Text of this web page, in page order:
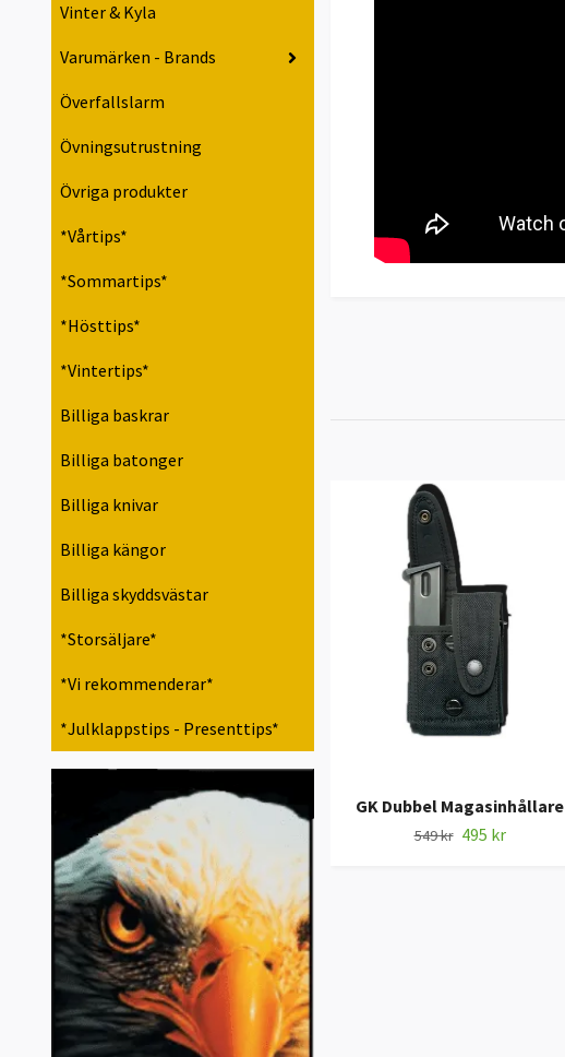
Vinter & Kyla
Varumärken - Brands
Överfallslarm
Övningsutrustning
Övriga produkter
*Vårtips*
*Sommartips*
*Hösttips*
*Vintertips*
Billiga baskrar
Billiga batonger
Billiga knivar
Billiga kängor
Billiga skyddsvästar
*Storsäljare*
*Vi rekommenderar*
*Julklappstips - Presenttips*
GK Dubbel Magasinhållare
549 kr 495 kr